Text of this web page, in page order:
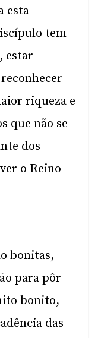
esta
tem
estar
riqueza e
que não se
dos
o Reino
bonitas,
para pôr
bonito,
das